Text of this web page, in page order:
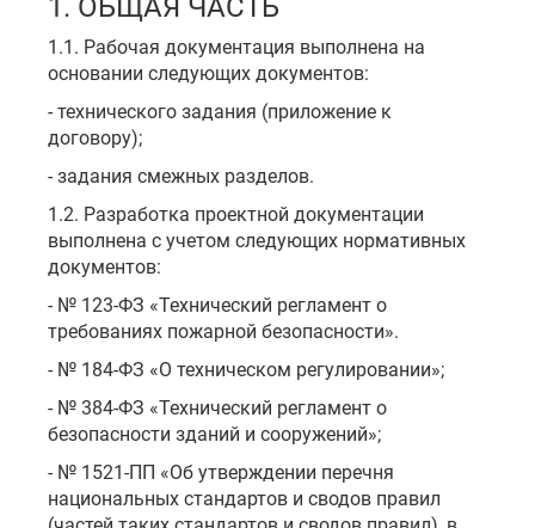
1. ОБЩАЯ ЧАСТЬ
1.1. Рабочая документация выполнена на
основании следующих документов:
- технического задания (приложение к
договору);
- задания смежных разделов.
1.2. Разработка проектной документации
выполнена с учетом следующих нормативных
документов:
- № 123-ФЗ «Технический регламент о
требованиях пожарной безопасности».
- № 184-ФЗ «О техническом регулировании»;
- № 384-ФЗ «Технический регламент о
безопасности зданий и сооружений»;
- № 1521-ПП «Об утверждении перечня
национальных стандартов и сводов правил